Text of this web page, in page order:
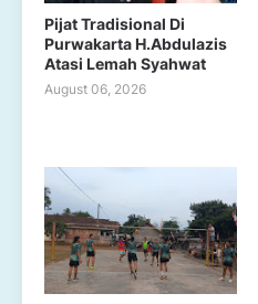
Pijat Tradisional Di
Purwakarta H.Abdulazis
Atasi Lemah Syahwat
August 06, 2026